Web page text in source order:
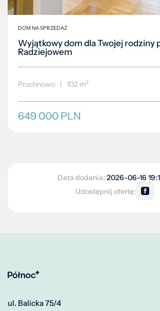
DOM NA SPRZEDAŻ
Wyjątkowy dom dla Twojej rodziny
Radziejowem
Pruchnowo | 102 m²
649 000 PLN
Data dodania: 2026-06-16
Udostępnij ofertę:
ul. Balicka 75/4